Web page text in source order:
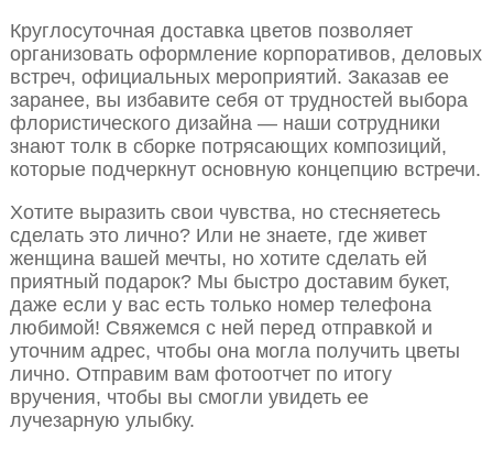
Круглосуточная доставка цветов позволяет
организовать оформление корпоративов, деловых
встреч, официальных мероприятий. Заказав ее
заранее, вы избавите себя от трудностей выбора
флористического дизайна — наши сотрудники
знают толк в сборке потрясающих композиций,
которые подчеркнут основную концепцию встречи.
Хотите выразить свои чувства, но стесняетесь
сделать это лично? Или не знаете, где живет
женщина вашей мечты, но хотите сделать ей
приятный подарок? Мы быстро доставим букет,
даже если у вас есть только номер телефона
любимой! Свяжемся с ней перед отправкой и
уточним адрес, чтобы она могла получить цветы
лично. Отправим вам фотоотчет по итогу
вручения, чтобы вы смогли увидеть ее
лучезарную улыбку.